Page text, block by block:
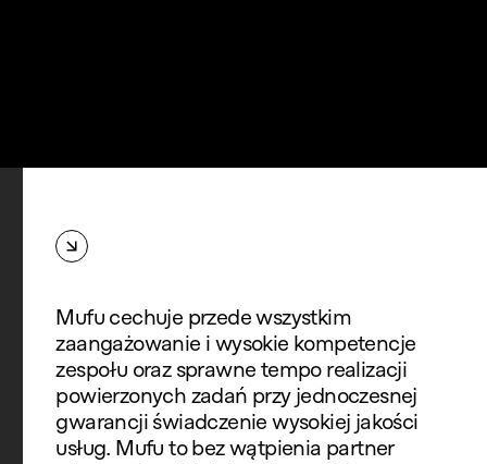
Mufu cechuje przede wszystkim
zaangażowanie i wysokie kompetencje
zespołu oraz sprawne tempo realizacji
powierzonych zadań przy jednoczesnej
gwarancji świadczenie wysokiej jakości
usług. Mufu to bez wątpienia partner